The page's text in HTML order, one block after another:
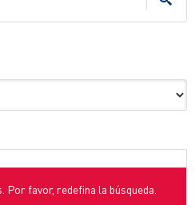
favor, redefina la búsqueda.